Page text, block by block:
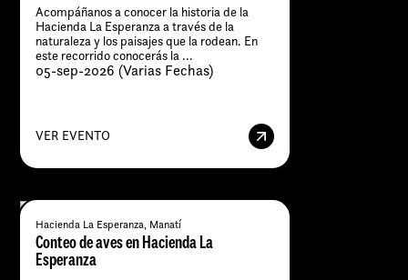
Acompáñanos a conocer la historia de la
Hacienda La Esperanza a través de la
naturaleza y los paisajes que la rodean. En
este recorrido conocerás la ...
05-sep-2026 (Varias Fechas)
VER EVENTO
Hacienda La Esperanza, Manatí
Conteo de aves en Hacienda La
Esperanza